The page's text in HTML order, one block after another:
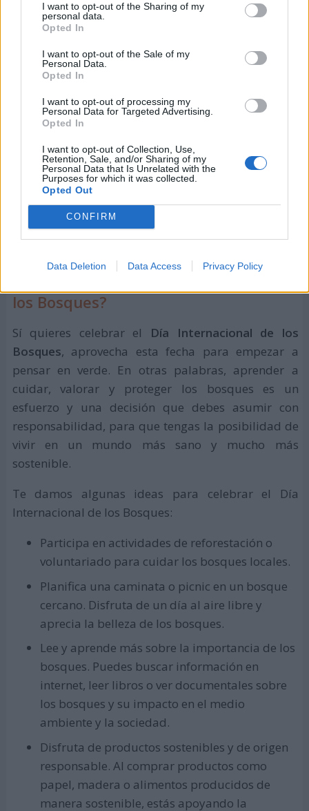
I want to opt-out of the Sharing of my
personal data.
Opted In
I want to opt-out of the Sale of my
Personal Data.
Opted In
I want to opt-out of processing my
Personal Data for Targeted Advertising.
Opted In
I want to opt-out of Collection, Use,
Retention, Sale, and/or Sharing of my
Personal Data that Is Unrelated with the
Purposes for which it was collected.
Opted Out
CONFIRM
Data Deletion Data Access Privacy Policy
cartón plástico, aluminio, entre otros.
contaminante para la Tierra, debido a la
cantidad de monóxido de carbono, cianuro y
cianuro que se libera a la atmósfera.
Evitar encender hogueras y fogatas
causa un terrible daño al medio ambiente.
Siembra plantas o árboles: Lo puedes hacer en
cualquier espacio de tu hogar o jardín y así
estarás contribuyendo al equilibrio del
planeta.
los Bosques?
Sí quieres celebrar el Día Internacional de los
Bosques, aprovecha esta fecha para empezar a
pensar en verde. En otras palabras, aprender a
cuidar, valorar y proteger los bosques es un
esfuerzo y una decisión que debes asumir con
responsabilidad, para que tengas la posibilidad de
vivir en un mundo más sano y mucho más
sostenible.
Te damos algunas ideas para celebrar el Día
Internacional de los Bosques:
Participa en actividades de reforestación o
voluntariado para cuidar los bosques locales.
Planifica una caminata o picnic en un bosque
cercano. Disfruta de un día al aire libre y
aprecia la belleza de los bosques.
Lee y aprende más sobre la importancia de los
bosques. Puedes buscar información en
internet, leer libros o ver documentales sobre
los bosques y su impacto en el medio
ambiente y la sociedad.
Disfruta de productos sostenibles y de origen
responsable. Al comprar productos como
papel, madera o alimentos producidos de
manera sostenible, estás apoyando la